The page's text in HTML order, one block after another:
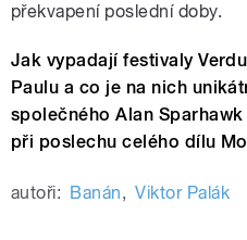
překvapení poslední doby.
Jak vypadají festivaly
Paulu a co je na nich
společného Alan
při poslechu celého dílu
autoři: Banán, Viktor Palák